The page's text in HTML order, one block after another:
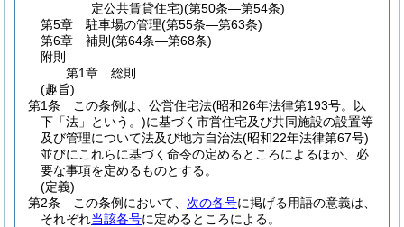
定公共賃貸住宅)(第50条―第54条)
第5章
駐車場の管理(第55条―第63条)
第6章
補則 (第64条―第68条)
附則
第1章
総則
(趣旨)
第1条
この条例は、公営住宅法(昭和26年法律第193号。以
下「法」という。)に基づく市営住宅及び共同施設の設置等
及び管理について法及び地方自治法(昭和22年法律第67号)
並びにこれらに基づく命令の定めるところによるほか、必
要な事項を定めるものとする。
(定義)
第2条
この条例において、 次の各号に掲げる用語の意義は、
それぞれ当該各号に定めるところによる。